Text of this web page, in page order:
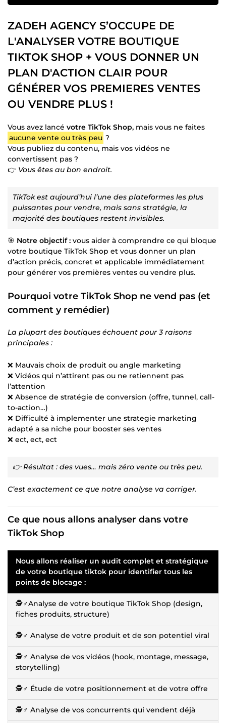
ZADEH AGENCY S’OCCUPE DE
L'ANALYSER VOTRE BOUTIQUE
TIKTOK SHOP + VOUS DONNER UN
PLAN D'ACTION CLAIR POUR
GÉNÉRER VOS PREMIERES VENTES
OU VENDRE PLUS !
Vous avez lancé votre TikTok Shop, mais vous ne faites
aucune vente ou très peu ?
Vous publiez du contenu, mais vos vidéos ne
convertissent pas ?
👉 Vous êtes au bon endroit.
TikTok est aujourd’hui l’une des plateformes les plus
puissantes pour vendre, mais sans stratégie, la
majorité des boutiques restent invisibles.
🎯 Notre objectif : vous aider à comprendre ce qui bloque
votre boutique TikTok Shop et vous donner un plan
d’action précis, concret et applicable immédiatement
pour générer vos premières ventes ou vendre plus.
Pourquoi votre TikTok Shop ne vend pas (et
comment y remédier)
La plupart des boutiques échouent pour 3 raisons
principales :
❌ Mauvais choix de produit ou angle marketing
❌ Vidéos qui n’attirent pas ou ne retiennent pas
l’attention
❌ Absence de stratégie de conversion (offre, tunnel, call-
to-action…)
❌ Difficulté à implementer une strategie marketing
adapté a sa niche pour booster ses ventes
❌ ect, ect, ect
👉 Résultat : des vues… mais zéro vente ou très peu.
C’est exactement ce que notre analyse va corriger.
Ce que nous allons analyser dans votre
TikTok Shop
Nous allons réaliser un audit complet et stratégique
de votre boutique tiktok pour identifier tous les
points de blocage :
🕵️♂️Analyse de votre boutique TikTok Shop (design,
fiches produits, structure)
🕵️♂️ Analyse de votre produit et de son potentiel viral
🕵️♂️ Analyse de vos vidéos (hook, montage, message,
storytelling)
🕵️♂️ Étude de votre positionnement et de votre offre
🕵️♂️ Analyse de vos concurrents qui vendent déjà